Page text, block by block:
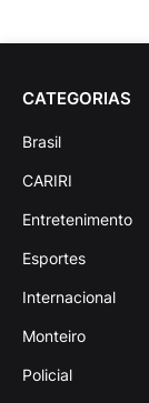
CATEGORIAS
Brasil
CARIRI
Entretenimento
Esportes
Internacional
Monteiro
Policial